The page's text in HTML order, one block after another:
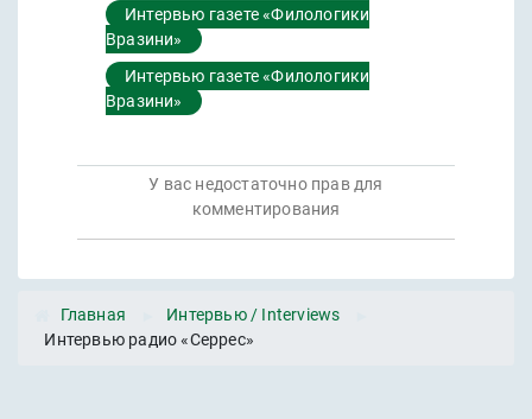
Интервью газете «Филологики
Вразини»
Интервью газете «Филологики
Вразини»
У вас недостаточно прав для
комментирования
Главная Интервью / Interviews
Интервью радио «Серрес»